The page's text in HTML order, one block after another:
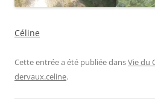
Céline
Cette entrée a été publiée dansVie du
dervaux.celine.